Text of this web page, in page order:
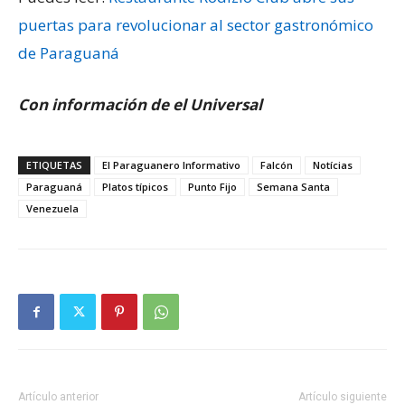
puertas para revolucionar al sector gastronómico
de Paraguaná
Con información de el Universal
ETIQUETAS El Paraguanero Informativo Falcón
Notícias
Paraguaná
Platos típicos Punto Fijo
Semana Santa
Venezuela
Artículo anterior Artículo siguiente